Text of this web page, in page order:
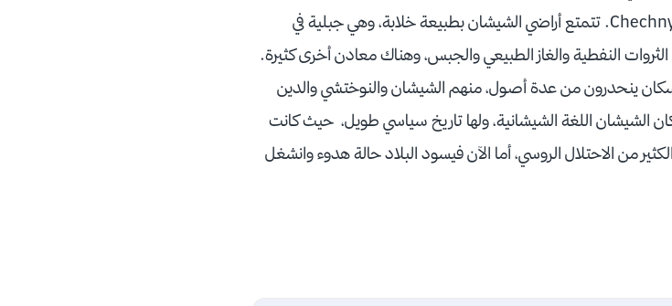
الشمالية، تدعى الجمهورية الشيشانية بالإنكليزية Chechnya. تتمتع أراضي الشيشان بطبيعة خلابة، وهي جبلية في
النفطية والغاز الطبيعي والجبس، وهناك معادن أخرى كثيرة.
نسمة، وهناك السكان ينحدرون من عدة أصول، منهم الشيشان والنوختشي والدين
الشيشان اللغة الشيشانية، ولها تاريخ سياسي طويل، حيث كانت
من الاحتلال الروسي، أما الآن فيسود البلاد حالة هدوء وانشغل